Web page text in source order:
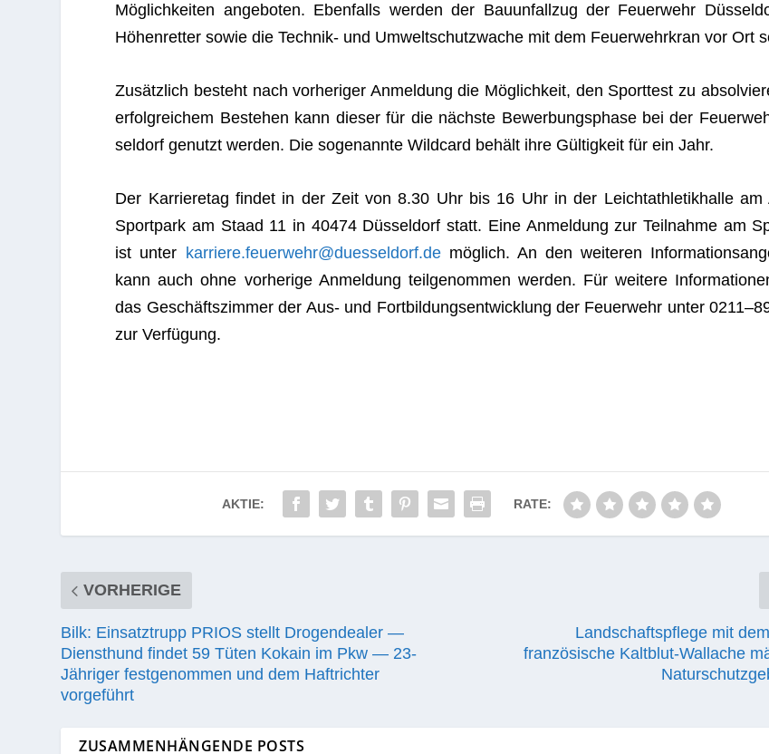
Mög­lich­kei­ten ange­bo­ten. Eben­falls wer­den der Bau­un­fall­zug der Feu­er­wehr
Höhen­ret­ter sowie die Tech­nik- und Umwelt­schutz­wa­che mit dem Feu­er­wehr­kran vor Ort
Zusätz­lich besteht nach vor­he­ri­ger Anmel­dung die Mög­lich­keit, den Sport­test zu
erfolg­rei­chem Bestehen kann die­ser für die nächste Bewer­bungs­phase bei der
sel­dorf genutzt wer­den. Die soge­nannte Wild­card behält ihre Gül­tig­keit für ein Jahr.
Der Kar­rie­re­tag fin­det in der Zeit von 8.30 Uhr bis 16 Uhr in der Leicht­ath­le­tik­halle am
Sport­park am Staad 11 in 40474 Düs­sel­dorf statt. Eine Anmel­dung zur Teil­nahme am
ist unter karriere.feuerwehr@duesseldorf.demög­lich. An den wei­te­ren
kann auch ohne vor­he­rige Anmel­dung teil­ge­nom­men wer­den. Für wei­tere
das Geschäfts­zim­mer der Aus- und Fort­bil­dungs­ent­wick­lung der Feu­er­wehr unter
zur Verfügung.
AKTIE: RATE:
VORHERIGE
Bilk: Einsatztrupp PRIOS stellt Drogendealer —
Diensthund findet 59 Tüten Kokain im Pkw — 23-
Jähriger festgenommen und dem Haftrichter
vorgeführt
Landschaftspflege mit
französische Kaltblut-Wallache
ZUSAMMENHÄNGENDE POSTS